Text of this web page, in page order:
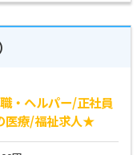
・ヘルパー/正社員
医療/福祉求人★